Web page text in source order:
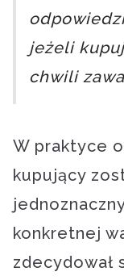
jeżeli
chwili
W praktyce
kupujący
konkretnej
zdecydował